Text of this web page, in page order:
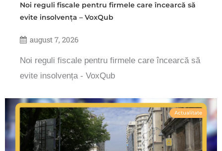
Noi reguli fiscale pentru firmele care încearcă să
evite insolvența – VoxQub
august 7, 2026
Noi reguli fiscale pentru firmele care încearcă să
evite insolvența - VoxQub
Actualitate